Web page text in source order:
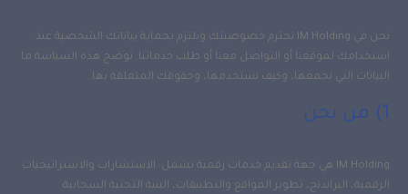
نحن في IM Holding نحترم خصوصيتك ونلتزم بحماية بياناتك الشخصية عند
استخدامك لموقعنا أو التواصل معنا أو طلب خدماتنا. توضح هذه السياسة ما
البيانات التي نجمعها، وكيف نستخدمها، وحقوقك المتعلقة بها.
1) من نحن
IM Holding هي جهة تقديم خدمات رقمية تشمل: الاستشارات والاستراتيجيات
الرقمية، البراندنج، تطوير المواقع والتطبيقات، البنية التحتية السحابية